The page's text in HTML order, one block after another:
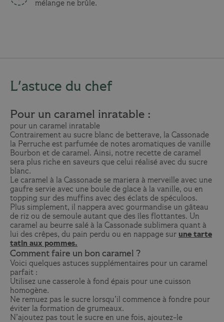
mélange ne brûle.
L'astuce du chef
Pour un caramel inratable :
pour un caramel inratable
Contrairement au sucre blanc de betterave, la Cassonade
la Perruche est parfumée de notes aromatiques de vanille
Bourbon et de caramel. Ainsi, notre recette de caramel
sera plus riche en saveurs que celui réalisé avec du sucre
blanc.
Le caramel à la Cassonade se mariera à merveille avec une
gaufre servie avec une boule de glace à la vanille, ou en
topping sur des muffins avec des éclats de spéculoos.
Plus simplement, il nappera avec gourmandise un gâteau
de riz ou de semoule autant que des îles flottantes. Un
caramel au beurre salé à la Cassonade sublimera quant à
lui des crêpes, du pain perdu ou en nappage sur une tarte
tatin aux pommes.
Comment faire un bon caramel ?
Voici quelques astuces supplémentaires pour un caramel
parfait :
Utilisez une casserole à fond épais pour une cuisson
homogène.
Ne remuez pas le sucre lorsqu’il commence à fondre pour
éviter la formation de grumeaux.
N’ajoutez pas tout le sucre en une fois, ajoutez-le